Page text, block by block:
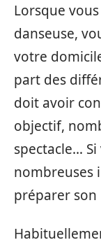
Lorsque
danseuse,
votre
part des
doit avoir
objectif,
spectacle…
nombreuses
préparer